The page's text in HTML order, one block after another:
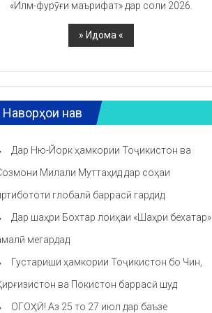
«Илм-фурӯғи маърифат» дар соли 2026.
Наворҳои нав
Дар Ню-Йорк ҳамкории Тоҷикистон ва
Милали Муттаҳид дар соҳаи
глобалӣ баррасӣ гардид
Дар шаҳри Бохтар лоиҳаи «Шаҳри бехатар»
мегардад
Густариши ҳамкории Тоҷикистон бо Чин,
ва Покистон баррасӣ шуд
ОГОҲӢ! Аз 25 то 27 июл дар баъзе